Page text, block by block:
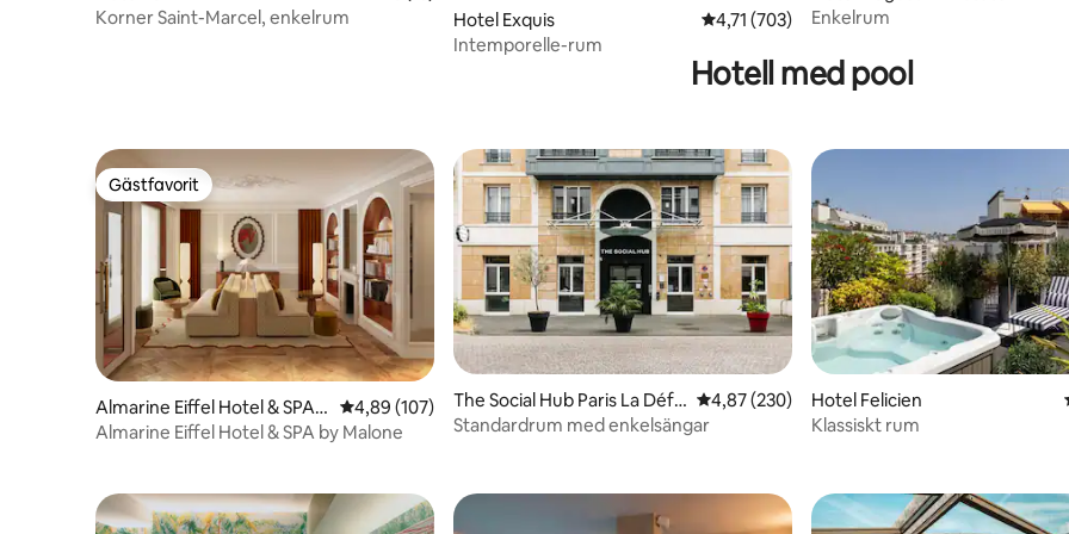
Korner Saint-Marcel, enkelrum
Hotel Exquis 4,71 av 5 i genomsnittligt betyg, 703
4,71 (703)
Intemporelle-rum
Enkelrum
Hotell med pool
Gästfavorit
Gästfavorit
Almarine Eiffel Hotel & SPA b
y Malone
4,89 av 5 i genomsnittligt betyg, 107 omdömen
4,89 (107)
Almarine Eiffel Hotel & SPA by Malone
The Social Hub Paris La Défe
nse
4,87 av 5 i genomsnittligt betyg, 230
4,87 (230)
Standardrum med enkelsängar
Hotel Felicien
Klassiskt rum